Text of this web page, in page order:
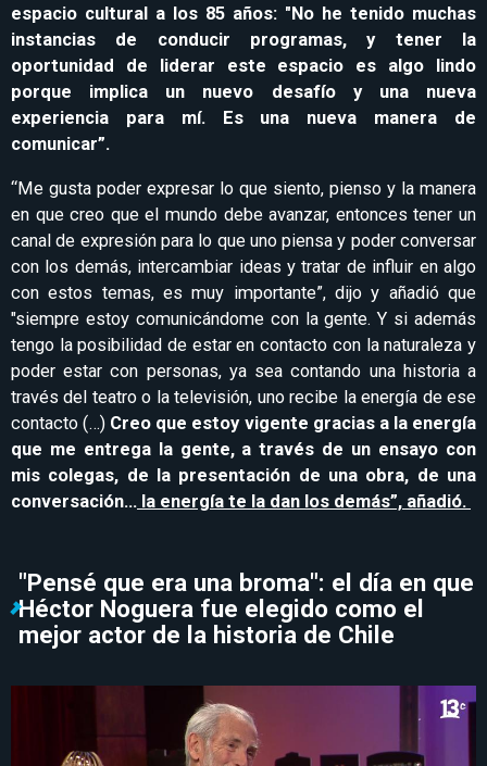
espacio cultural a los 85 años: "No he tenido muchas
instancias de conducir programas, y tener la
oportunidad de liderar este espacio es algo lindo
porque implica un nuevo desafío y una nueva
experiencia para mí. Es una nueva manera de
comunicar”.
“Me gusta poder expresar lo que siento, pienso y la manera
en que creo que el mundo debe avanzar, entonces tener un
canal de expresión para lo que uno piensa y poder conversar
con los demás, intercambiar ideas y tratar de influir en algo
con estos temas, es muy importante”, dijo y añadió que
"siempre estoy comunicándome con la gente. Y si además
tengo la posibilidad de estar en contacto con la naturaleza y
poder estar con personas, ya sea contando una historia a
través del teatro o la televisión, uno recibe la energía de ese
contacto (…) Creo que estoy vigente gracias a la energía
que me entrega la gente, a través de un ensayo con
mis colegas, de la presentación de una obra, de una
conversación… la energía te la dan los demás”, añadió.
"Pensé que era una broma": el día en que
Héctor Noguera fue elegido como el
mejor actor de la historia de Chile